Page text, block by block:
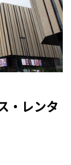
・レンタ